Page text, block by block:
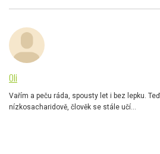
Oli
Vařím a peču ráda, spousty let i bez lepku.
nízkosacharidově, člověk se stále učí...